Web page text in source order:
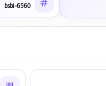
bsbi-6560